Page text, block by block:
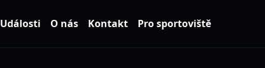
Události O nás Kontakt Pro sportoviště